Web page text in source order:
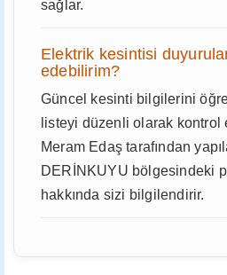
sağlar.
Elektrik kesintisi
edebilirim?
Güncel kesinti bilgilerini
listeyi düzenli olarak kontrol
Meram Edaş tarafından
DERİNKUYU bölgesindeki
hakkında sizi bilgilendirir.